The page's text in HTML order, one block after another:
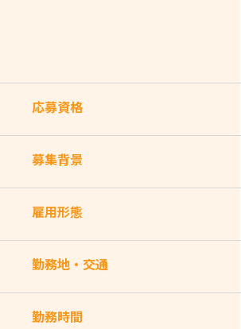
応募資格
募集背景
雇用形態
勤務地・交通
勤務時間